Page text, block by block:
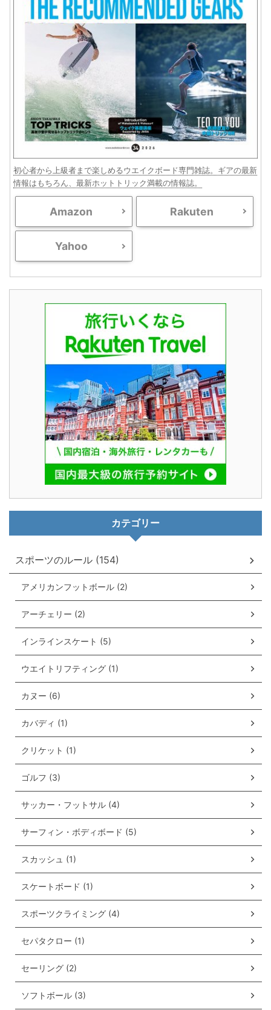
初心者から上級者まで楽しめるウエイクボード専門雑誌。ギアの最新
情報はもちろん、最新ホットトリック満載の情報誌。
Amazon Rakuten
Yahoo
カテゴリー
スポーツのルール (154)
アメリカンフットボール (2)
アーチェリー (2)
インラインスケート (5)
ウエイトリフティング (1)
カヌー (6)
カバディ (1)
クリケット (1)
ゴルフ (3)
サッカー・フットサル (4)
サーフィン・ボディボード (5)
スカッシュ (1)
スケートボード (1)
スポーツクライミング (4)
セパタクロー (1)
セーリング (2)
ソフトボール (3)